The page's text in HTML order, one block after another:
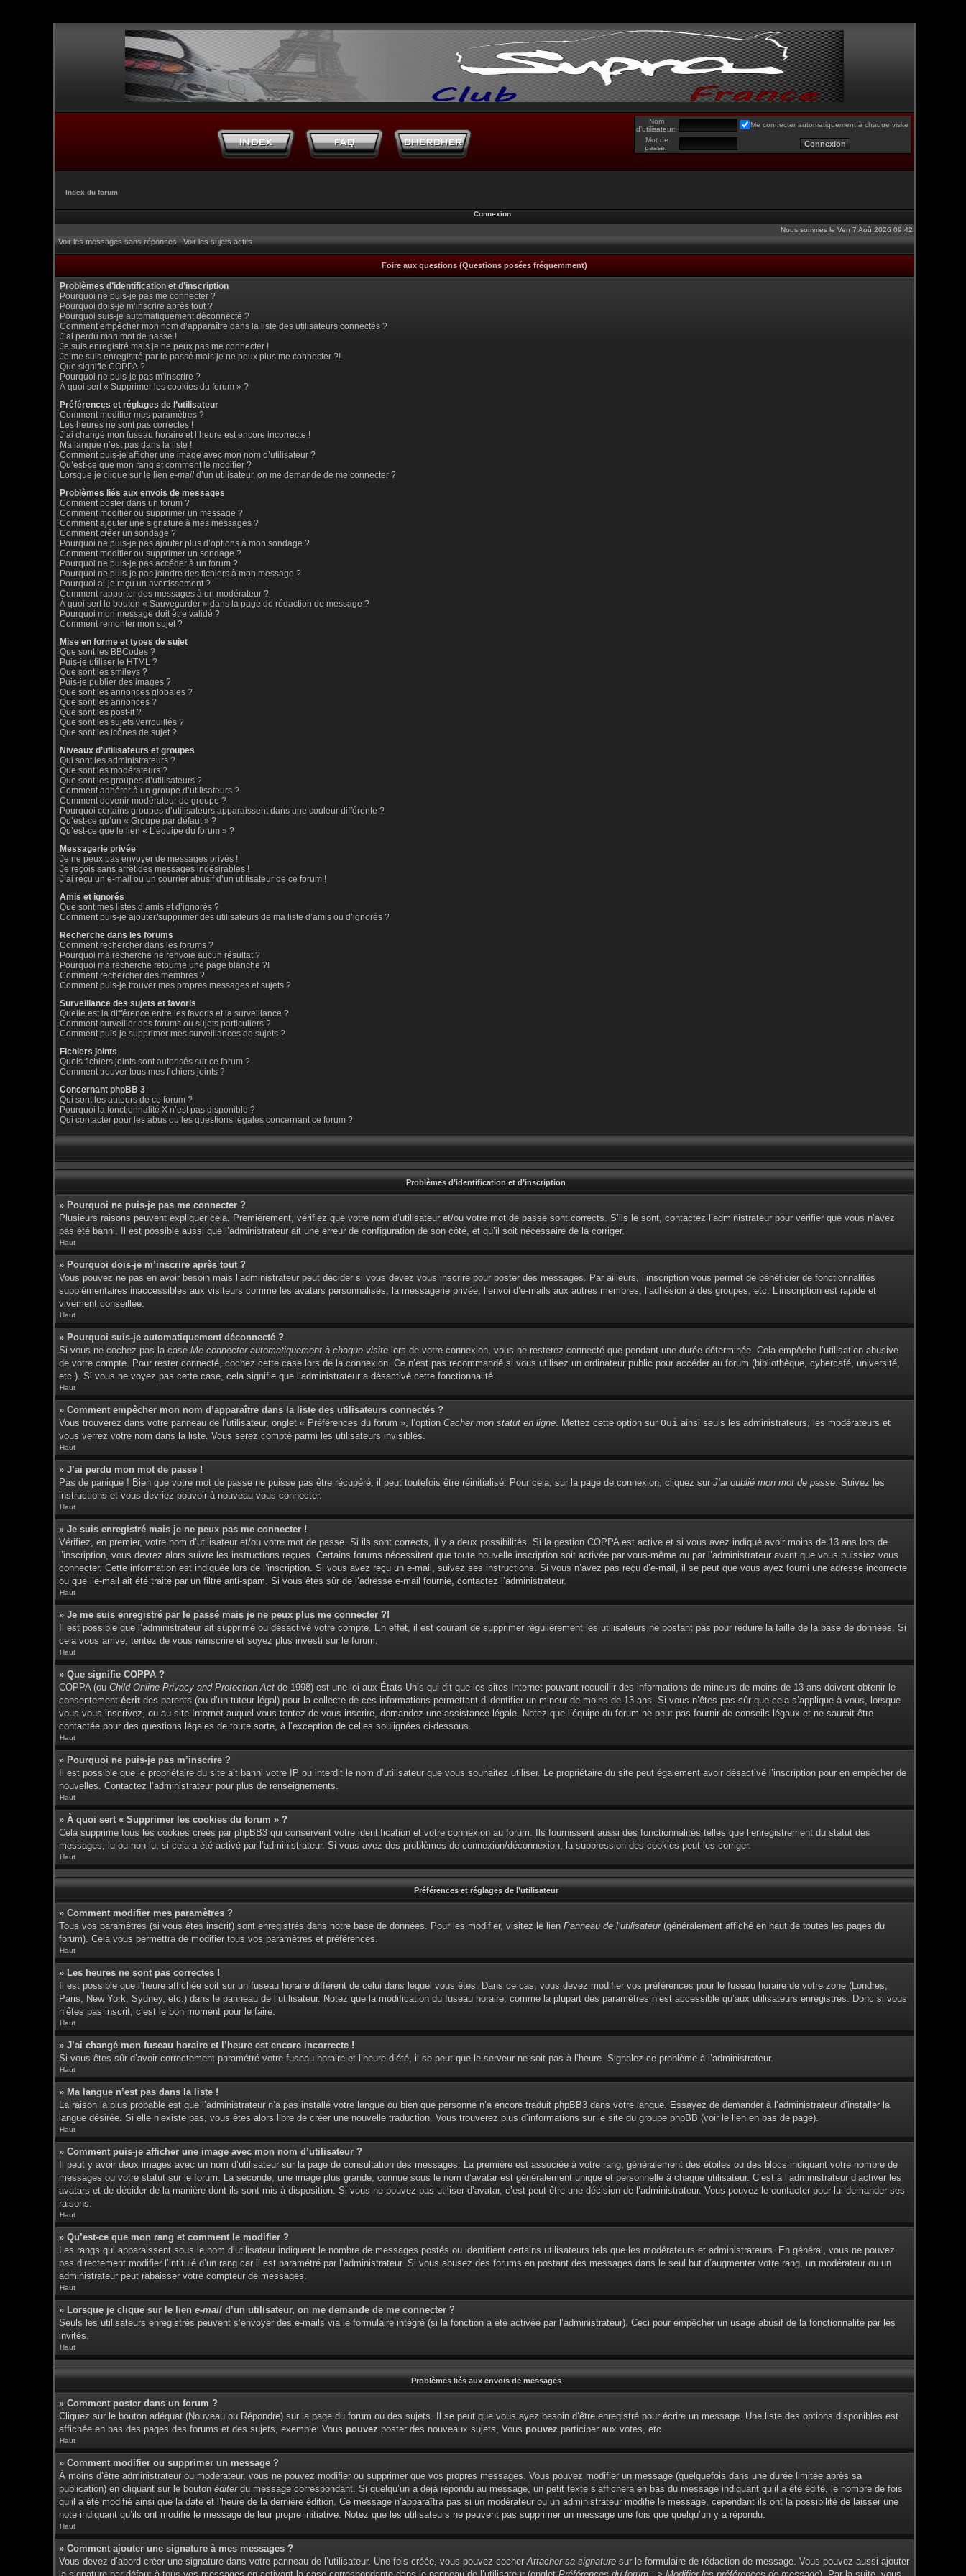
Nom
d’utilisateur:
Me connecter automatiquement à chaque visite
Mot de
passe:
Index du forum
Connexion
Nous sommes le Ven 7 Aoû 2026 09:42
Voir les messages sans réponses|Voir les sujets actifs
Foire aux questions (Questions posées fréquemment)
Problèmes d’identification et d’inscription
Pourquoi ne puis-je pas me connecter ?
Pourquoi dois-je m’inscrire après tout ?
Pourquoi suis-je automatiquement déconnecté ?
Comment empêcher mon nom d’apparaître dans la liste des utilisateurs connectés ?
J’ai perdu mon mot de passe !
Je suis enregistré mais je ne peux pas me connecter !
Je me suis enregistré par le passé mais je ne peux plus me connecter ?!
Que signifie COPPA ?
Pourquoi ne puis-je pas m’inscrire ?
À quoi sert « Supprimer les cookies du forum » ?
Préférences et réglages de l’utilisateur
Comment modifier mes paramètres ?
Les heures ne sont pas correctes !
J’ai changé mon fuseau horaire et l’heure est encore incorrecte !
Ma langue n’est pas dans la liste !
Comment puis-je afficher une image avec mon nom d’utilisateur ?
Qu’est-ce que mon rang et comment le modifier ?
Lorsque je clique sur le lien e-mail d’un utilisateur, on me demande de me connecter ?
Problèmes liés aux envois de messages
Comment poster dans un forum ?
Comment modifier ou supprimer un message ?
Comment ajouter une signature à mes messages ?
Comment créer un sondage ?
Pourquoi ne puis-je pas ajouter plus d’options à mon sondage ?
Comment modifier ou supprimer un sondage ?
Pourquoi ne puis-je pas accéder à un forum ?
Pourquoi ne puis-je pas joindre des fichiers à mon message ?
Pourquoi ai-je reçu un avertissement ?
Comment rapporter des messages à un modérateur ?
À quoi sert le bouton « Sauvegarder » dans la page de rédaction de message ?
Pourquoi mon message doit être validé ?
Comment remonter mon sujet ?
Mise en forme et types de sujet
Que sont les BBCodes ?
Puis-je utiliser le HTML ?
Que sont les smileys ?
Puis-je publier des images ?
Que sont les annonces globales ?
Que sont les annonces ?
Que sont les post-it ?
Que sont les sujets verrouillés ?
Que sont les icônes de sujet ?
Niveaux d’utilisateurs et groupes
Qui sont les administrateurs ?
Que sont les modérateurs ?
Que sont les groupes d’utilisateurs ?
Comment adhérer à un groupe d’utilisateurs ?
Comment devenir modérateur de groupe ?
Pourquoi certains groupes d’utilisateurs apparaissent dans une couleur différente ?
Qu’est-ce qu’un « Groupe par défaut » ?
Qu’est-ce que le lien « L’équipe du forum » ?
Messagerie privée
Je ne peux pas envoyer de messages privés !
Je reçois sans arrêt des messages indésirables !
J’ai reçu un e-mail ou un courrier abusif d’un utilisateur de ce forum !
Amis et ignorés
Que sont mes listes d’amis et d’ignorés ?
Comment puis-je ajouter/supprimer des utilisateurs de ma liste d’amis ou d’ignorés ?
Recherche dans les forums
Comment rechercher dans les forums ?
Pourquoi ma recherche ne renvoie aucun résultat ?
Pourquoi ma recherche retourne une page blanche ?!
Comment rechercher des membres ?
Comment puis-je trouver mes propres messages et sujets ?
Surveillance des sujets et favoris
Quelle est la différence entre les favoris et la surveillance ?
Comment surveiller des forums ou sujets particuliers ?
Comment puis-je supprimer mes surveillances de sujets ?
Fichiers joints
Quels fichiers joints sont autorisés sur ce forum ?
Comment trouver tous mes fichiers joints ?
Concernant phpBB 3
Qui sont les auteurs de ce forum ?
Pourquoi la fonctionnalité X n’est pas disponible ?
Qui contacter pour les abus ou les questions légales concernant ce forum ?
Problèmes d’identification et d’inscription
» Pourquoi ne puis-je pas me connecter ?
Plusieurs raisons peuvent expliquer cela. Premièrement, vérifiez que votre nom d’utilisateur et/ou votre mot de passe sont corrects. S’ils le sont, contactez l’administrateur pour vérifier que vous n’avez
pas été banni. Il est possible aussi que l’administrateur ait une erreur de configuration de son côté, et qu’il soit nécessaire de la corriger.
Haut
» Pourquoi dois-je m’inscrire après tout ?
Vous pouvez ne pas en avoir besoin mais l’administrateur peut décider si vous devez vous inscrire pour poster des messages. Par ailleurs, l’inscription vous permet de bénéficier de fonctionnalités
supplémentaires inaccessibles aux visiteurs comme les avatars personnalisés, la messagerie privée, l’envoi d’e-mails aux autres membres, l’adhésion à des groupes, etc. L’inscription est rapide et
vivement conseillée.
Haut
» Pourquoi suis-je automatiquement déconnecté ?
Si vous ne cochez pas la case Me connecter automatiquement à chaque visite lors de votre connexion, vous ne resterez connecté que pendant une durée déterminée. Cela empêche l’utilisation abusive
de votre compte. Pour rester connecté, cochez cette case lors de la connexion. Ce n’est pas recommandé si vous utilisez un ordinateur public pour accéder au forum (bibliothèque, cybercafé, université,
etc.). Si vous ne voyez pas cette case, cela signifie que l’administrateur a désactivé cette fonctionnalité.
Haut
» Comment empêcher mon nom d’apparaître dans la liste des utilisateurs connectés ?
Vous trouverez dans votre panneau de l’utilisateur, onglet « Préférences du forum », l’option Cacher mon statut en ligne. Mettez cette option sur Oui ainsi seuls les administrateurs, les modérateurs et
vous verrez votre nom dans la liste. Vous serez compté parmi les utilisateurs invisibles.
Haut
» J’ai perdu mon mot de passe !
Pas de panique ! Bien que votre mot de passe ne puisse pas être récupéré, il peut toutefois être réinitialisé. Pour cela, sur la page de connexion, cliquez sur J’ai oublié mon mot de passe. Suivez les
instructions et vous devriez pouvoir à nouveau vous connecter.
Haut
» Je suis enregistré mais je ne peux pas me connecter !
Vérifiez, en premier, votre nom d’utilisateur et/ou votre mot de passe. Si ils sont corrects, il y a deux possibilités. Si la gestion COPPA est active et si vous avez indiqué avoir moins de 13 ans lors de
l’inscription, vous devrez alors suivre les instructions reçues. Certains forums nécessitent que toute nouvelle inscription soit activée par vous-même ou par l’administrateur avant que vous puissiez vous
connecter. Cette information est indiquée lors de l’inscription. Si vous avez reçu un e-mail, suivez ses instructions. Si vous n’avez pas reçu d’e-mail, il se peut que vous ayez fourni une adresse incorrecte
ou que l’e-mail ait été traité par un filtre anti-spam. Si vous êtes sûr de l’adresse e-mail fournie, contactez l’administrateur.
Haut
» Je me suis enregistré par le passé mais je ne peux plus me connecter ?!
Il est possible que l’administrateur ait supprimé ou désactivé votre compte. En effet, il est courant de supprimer régulièrement les utilisateurs ne postant pas pour réduire la taille de la base de données. Si
cela vous arrive, tentez de vous réinscrire et soyez plus investi sur le forum.
Haut
» Que signifie COPPA ?
COPPA (ou Child Online Privacy and Protection Act de 1998) est une loi aux États-Unis qui dit que les sites Internet pouvant recueillir des informations de mineurs de moins de 13 ans doivent obtenir le
consentement écrit des parents (ou d’un tuteur légal) pour la collecte de ces informations permettant d’identifier un mineur de moins de 13 ans. Si vous n’êtes pas sûr que cela s’applique à vous, lorsque
vous vous inscrivez, ou au site Internet auquel vous tentez de vous inscrire, demandez une assistance légale. Notez que l’équipe du forum ne peut pas fournir de conseils légaux et ne saurait être
contactée pour des questions légales de toute sorte, à l’exception de celles soulignées ci-dessous.
Haut
» Pourquoi ne puis-je pas m’inscrire ?
Il est possible que le propriétaire du site ait banni votre IP ou interdit le nom d’utilisateur que vous souhaitez utiliser. Le propriétaire du site peut également avoir désactivé l’inscription pour en empêcher de
nouvelles. Contactez l’administrateur pour plus de renseignements.
Haut
» À quoi sert « Supprimer les cookies du forum » ?
Cela supprime tous les cookies créés par phpBB3 qui conservent votre identification et votre connexion au forum. Ils fournissent aussi des fonctionnalités telles que l’enregistrement du statut des
messages, lu ou non-lu, si cela a été activé par l’administrateur. Si vous avez des problèmes de connexion/déconnexion, la suppression des cookies peut les corriger.
Haut
Préférences et réglages de l’utilisateur
» Comment modifier mes paramètres ?
Tous vos paramètres (si vous êtes inscrit) sont enregistrés dans notre base de données. Pour les modifier, visitez le lien Panneau de l’utilisateur(généralement affiché en haut de toutes les pages du
forum). Cela vous permettra de modifier tous vos paramètres et préférences.
Haut
» Les heures ne sont pas correctes !
Il est possible que l’heure affichée soit sur un fuseau horaire différent de celui dans lequel vous êtes. Dans ce cas, vous devez modifier vos préférences pour le fuseau horaire de votre zone (Londres,
Paris, New York, Sydney, etc.) dans le panneau de l’utilisateur. Notez que la modification du fuseau horaire, comme la plupart des paramètres n’est accessible qu’aux utilisateurs enregistrés. Donc si vous
n’êtes pas inscrit, c’est le bon moment pour le faire.
Haut
» J’ai changé mon fuseau horaire et l’heure est encore incorrecte !
Si vous êtes sûr d’avoir correctement paramétré votre fuseau horaire et l’heure d’été, il se peut que le serveur ne soit pas à l’heure. Signalez ce problème à l’administrateur.
Haut
» Ma langue n’est pas dans la liste !
La raison la plus probable est que l’administrateur n’a pas installé votre langue ou bien que personne n’a encore traduit phpBB3 dans votre langue. Essayez de demander à l’administrateur d’installer la
langue désirée. Si elle n’existe pas, vous êtes alors libre de créer une nouvelle traduction. Vous trouverez plus d’informations sur le site du groupe phpBB (voir le lien en bas de page).
Haut
» Comment puis-je afficher une image avec mon nom d’utilisateur ?
Il peut y avoir deux images avec un nom d’utilisateur sur la page de consultation des messages. La première est associée à votre rang, généralement des étoiles ou des blocs indiquant votre nombre de
messages ou votre statut sur le forum. La seconde, une image plus grande, connue sous le nom d’avatar est généralement unique et personnelle à chaque utilisateur. C’est à l’administrateur d’activer les
avatars et de décider de la manière dont ils sont mis à disposition. Si vous ne pouvez pas utiliser d’avatar, c’est peut-être une décision de l’administrateur. Vous pouvez le contacter pour lui demander ses
raisons.
Haut
» Qu’est-ce que mon rang et comment le modifier ?
Les rangs qui apparaissent sous le nom d’utilisateur indiquent le nombre de messages postés ou identifient certains utilisateurs tels que les modérateurs et administrateurs. En général, vous ne pouvez
pas directement modifier l’intitulé d’un rang car il est paramétré par l’administrateur. Si vous abusez des forums en postant des messages dans le seul but d’augmenter votre rang, un modérateur ou un
administrateur peut rabaisser votre compteur de messages.
Haut
» Lorsque je clique sur le lien e-mail d’un utilisateur, on me demande de me connecter ?
Seuls les utilisateurs enregistrés peuvent s’envoyer des e-mails via le formulaire intégré (si la fonction a été activée par l’administrateur). Ceci pour empêcher un usage abusif de la fonctionnalité par les
invités.
Haut
Problèmes liés aux envois de messages
» Comment poster dans un forum ?
Cliquez sur le bouton adéquat (Nouveau ou Répondre) sur la page du forum ou des sujets. Il se peut que vous ayez besoin d’être enregistré pour écrire un message. Une liste des options disponibles est
affichée en bas des pages des forums et des sujets, exemple: Vous pouvez poster des nouveaux sujets, Vous pouvez participer aux votes, etc.
Haut
» Comment modifier ou supprimer un message ?
À moins d’être administrateur ou modérateur, vous ne pouvez modifier ou supprimer que vos propres messages. Vous pouvez modifier un message (quelquefois dans une durée limitée après sa
publication) en cliquant sur le bouton éditerdu message correspondant. Si quelqu’un a déjà répondu au message, un petit texte s’affichera en bas du message indiquant qu’il a été édité, le nombre de fois
qu’il a été modifié ainsi que la date et l’heure de la dernière édition. Ce message n’apparaîtra pas si un modérateur ou un administrateur modifie le message, cependant ils ont la possibilité de laisser une
note indiquant qu’ils ont modifié le message de leur propre initiative. Notez que les utilisateurs ne peuvent pas supprimer un message une fois que quelqu’un y a répondu.
Haut
» Comment ajouter une signature à mes messages ?
Vous devez d’abord créer une signature dans votre panneau de l’utilisateur. Une fois créée, vous pouvez cocherAttacher sa signature sur le formulaire de rédaction de message. Vous pouvez aussi ajouter